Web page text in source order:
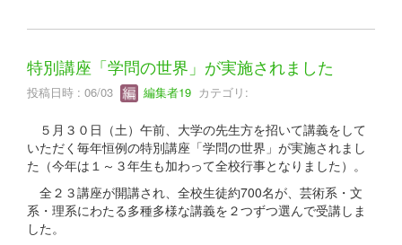
特別講座「学問の世界」が実施されました
投稿日時 : 06/03 編集者19 カテゴリ:
５月３０日（土）午前、大学の先生方を招いて講義をして
いただく毎年恒例の特別講座「学問の世界」が実施されまし
た（今年は１～３年生も加わって全校行事となりました）。
全２３講座が開講され、全校生徒約700名が、芸術系・文
系・理系にわたる多種多様な講義を２つずつ選んで受講しま
した。